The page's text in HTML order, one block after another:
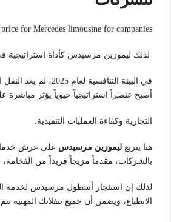
price for Mercedes limousine for companies
لذلك ليموزين مرسيدس كأداة استراتيجية
في البيئة التنافسية
أصبح عنصراً استراتيجياً حيوياً يؤثر مباشرة
التجارية وكفاءة العمليات التنفيذية.
هنا يتربع ليموزين مرسيدس على عرش
بالشركات، مقدماً مزيجاً فريداً من الفخامة،
لذلك إن استئجار أسطول مرسيدس لخدمة
الانطباع، ويضمن أن جميع تنقلاتك المهنية